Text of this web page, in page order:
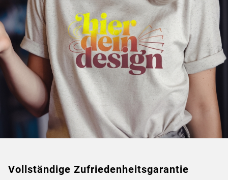
Vollständige Zufriedenheitsgarantie